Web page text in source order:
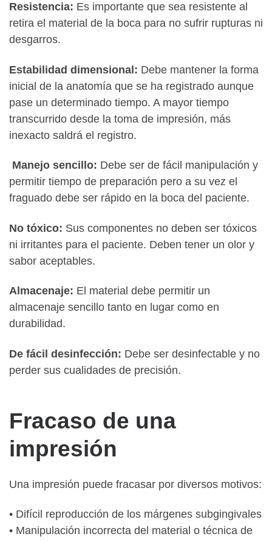
Resistencia: Es importante que sea resistente al
retira el material de la boca para no sufrir rupturas ni
desgarros.
Estabilidad dimensional: Debe mantener la forma
inicial de la anatomía que se ha registrado aunque
pase un determinado tiempo. A mayor tiempo
transcurrido desde la toma de impresión, más
inexacto saldrá el registro.
Manejo sencillo: Debe ser de fácil manipulación y
permitir tiempo de preparación pero a su vez el
fraguado debe ser rápido en la boca del paciente.
No tóxico: Sus componentes no deben ser tóxicos
ni irritantes para el paciente. Deben tener un olor y
sabor aceptables.
Almacenaje: El material debe permitir un
almacenaje sencillo tanto en lugar como en
durabilidad.
De fácil desinfección: Debe ser desinfectable y no
perder sus cualidades de precisión.
Fracaso de una
impresión
Una impresión puede fracasar por diversos motivos:
• Difícil reproducción de los márgenes subgingivales
• Manipulación incorrecta del material o técnica de